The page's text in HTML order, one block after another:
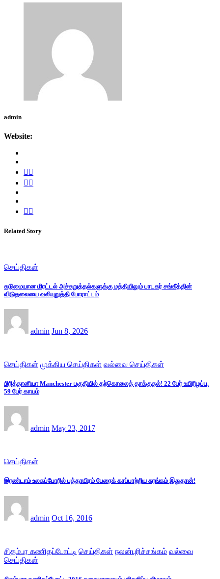
admin
Website:
Related Story
செய்திகள்
கடுமையான மிரட்டல் அச்சுறுத்தல்களுக்கு மத்தியிலும் பாடகர் சங்கீத்தின்
விடுதலையை வலியுறுத்தி போராட்டம்
admin Jun 8, 2026
செய்திகள் முக்கிய செய்திகள் வல்வை செய்திகள்
பிரித்தானியா Manchester பகுதியில் தற்கொலைத் தாக்குதல்! 22 பேர் உயிரிழப்பு.
59 பேர் காயம்
admin May 23, 2017
செய்திகள்
இரண்டாம் உலகப்போரில் பத்தாயிரம் பேரைக் காப்பாற்றிய சுரங்கம் இதுதான்!
admin Oct 16, 2016
சிதம்பர கணிதப்போட்டி செய்திகள் நலன்புரிச்சங்கம் வல்வை
செய்திகள்